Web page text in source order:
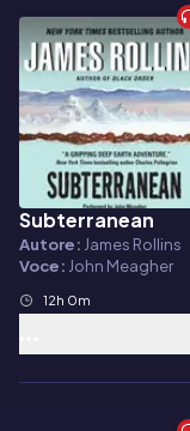
Audiolibro
Subterranean
Autore: James Rollins
Voce: John Meagher
12h 0m